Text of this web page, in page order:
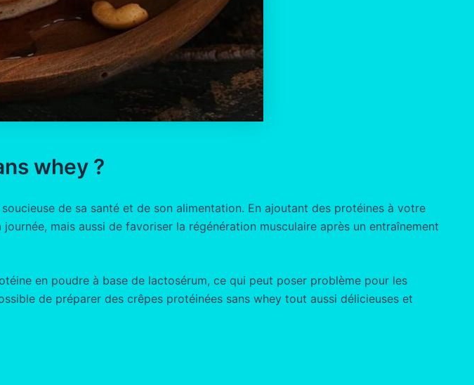
whey ?
de sa santé et de son alimentation. En ajoutant des protéines à votre
mais aussi de favoriser la régénération musculaire après un entraînement
en poudre à base de lactosérum, ce qui peut poser problème pour les
de préparer des crêpes protéinées sans whey tout aussi délicieuses et